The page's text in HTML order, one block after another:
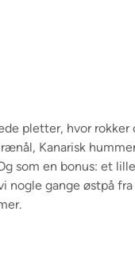
pletter, hvor
Kanarisk
som en bonus: et
gange østpå